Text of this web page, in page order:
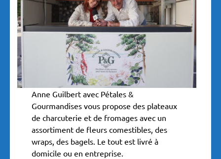
Anne Guilbert avec Pétales &
Gourmandises vous propose des plateaux
de charcuterie et de fromages avec un
assortiment de fleurs comestibles, des
wraps, des bagels. Le tout est livré à
domicile ou en entreprise.